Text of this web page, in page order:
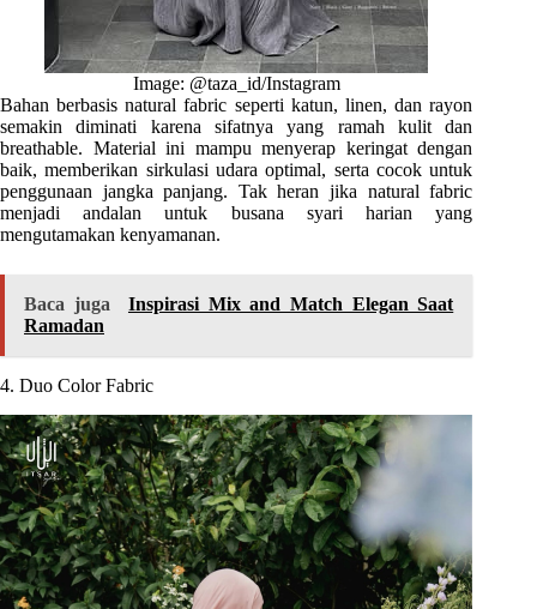
Image: @taza_id/Instagram
Bahan berbasis natural fabric seperti katun, linen, dan rayon
semakin diminati karena sifatnya yang ramah kulit dan
breathable. Material ini mampu menyerap keringat dengan
baik, memberikan sirkulasi udara optimal, serta cocok untuk
penggunaan jangka panjang. Tak heran jika natural fabric
menjadi andalan untuk busana syari harian yang
mengutamakan kenyamanan.
Baca juga
Inspirasi Mix and Match Elegan Saat
Ramadan
4. Duo Color Fabric